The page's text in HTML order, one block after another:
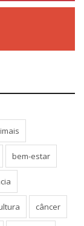
bem-estar
câncer